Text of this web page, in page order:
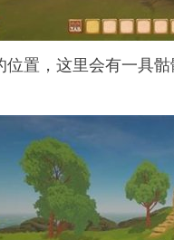
置，这里会有一具